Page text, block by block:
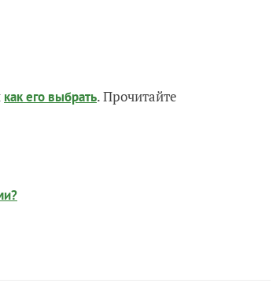
как его выбрать. Прочитайте